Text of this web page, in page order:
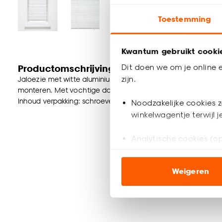
Toestemming
Kwantum gebruikt
Dit doen we om je online
zijn.
Noodzakelijke cookies
winkelwagentje terwijl
Analytische cookies
ook buiten de
Klik op ‘Ja, alles
noodzakelijke cookies
Weigeren
Productomschrijving
Jaloezie met witte aluminium stroken van 25 mm. Ideaal
monteren. Met vochtige doek reinigen. Het
Inhoud verpakking: schroeven, pluggen, montagesteunen,